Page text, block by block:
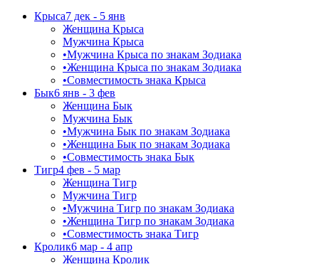
Крыса7 дек - 5 янв
Женщина Крыса
Мужчина Крыса
•Мужчина Крыса по знакам Зодиака
•Женщина Крыса по знакам Зодиака
•Совместимость знака Крыса
Бык6 янв - 3 фев
Женщина Бык
Мужчина Бык
•Мужчина Бык по знакам Зодиака
•Женщина Бык по знакам Зодиака
•Совместимость знака Бык
Тигр4 фев - 5 мар
Женщина Тигр
Мужчина Тигр
•Мужчина Тигр по знакам Зодиака
•Женщина Тигр по знакам Зодиака
•Совместимость знака Тигр
Кролик6 мар - 4 апр
Женщина Кролик